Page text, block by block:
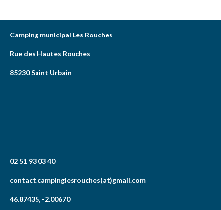
Camping municipal Les Rouches
Rue des Hautes Rouches
85230 Saint Urbain
02 51 93 03 40
contact.campinglesrouches(at)gmail.com
46.87435, -2.00670